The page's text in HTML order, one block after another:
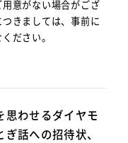
意がない場合がござ
きましては、事前に
ださい。
思わせるダイヤモ
話への招待状、